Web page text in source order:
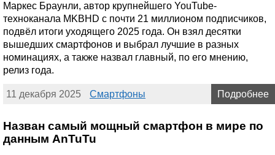
Маркес Браунли, автор крупнейшего YouTube-
техноканала MKBHD с почти 21 миллионом подписчиков,
подвёл итоги уходящего 2025 года. Он взял десятки
вышедших смартфонов и выбрал лучшие в разных
номинациях, а также назвал главный, по его мнению,
релиз года.
11 декабря 2025 Смартфоны Подробнее
Назван самый мощный смартфон в мире по
данным AnTuTu